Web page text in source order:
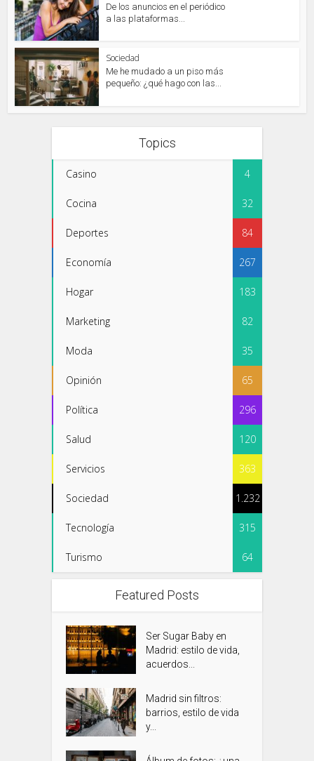
De los anuncios en el periódico
a las plataformas...
Sociedad
Me he mudado a un piso más
pequeño: ¿qué hago con las...
Topics
Casino 4
Cocina 32
Deportes 84
Economía 267
Hogar 183
Marketing 82
Moda 35
Opinión 65
Política 296
Salud 120
Servicios 363
Sociedad 1.232
Tecnología 315
Turismo 64
Featured Posts
Ser Sugar Baby en
Madrid: estilo de vida,
acuerdos...
Madrid sin filtros:
barrios, estilo de vida
y...